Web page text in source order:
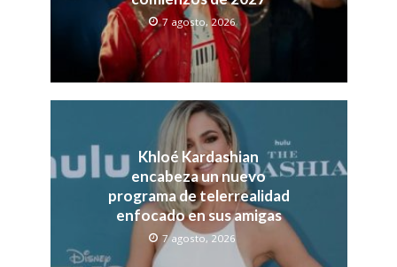
7 agosto, 2026
Khloé Kardashian
encabeza un nuevo
programa de telerrealidad
enfocado en sus amigas
7 agosto, 2026